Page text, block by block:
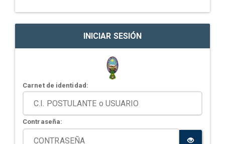
INICIAR SESIÓN
Carnet de identidad:
Contraseña: